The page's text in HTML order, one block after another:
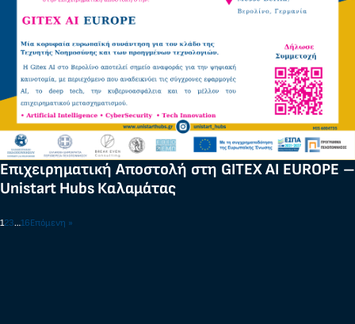
Επιχειρηματική Αποστολή στη GITEX AI EUROPE –
Unistart Hubs Καλαμάτας
123…16Επόμενη »